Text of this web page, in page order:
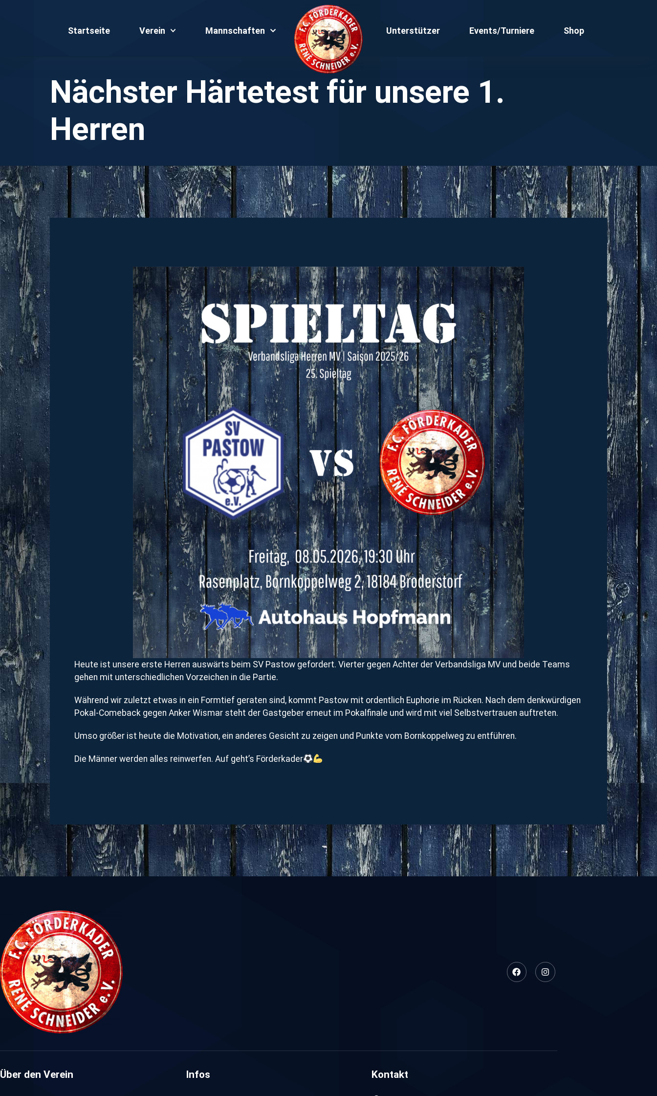
Startseite Verein Mannschaften Unterstützer Events/Turniere Shop
Nächster Härtetest für unsere 1.
Herren
Heute ist unsere erste Herren auswärts beim SV Pastow gefordert. Vierter gegen Achter der Verbandsliga MV und beide Teams
gehen mit unterschiedlichen Vorzeichen in die Partie.
Während wir zuletzt etwas in ein Formtief geraten sind, kommt Pastow mit ordentlich Euphorie im Rücken. Nach dem denkwürdigen
Pokal-Comeback gegen Anker Wismar steht der Gastgeber erneut im Pokalfinale und wird mit viel Selbstvertrauen auftreten.
Umso größer ist heute die Motivation, ein anderes Gesicht zu zeigen und Punkte vom Bornkoppelweg zu entführen.
Die Männer werden alles reinwerfen. Auf geht’s Förderkader
Über den Verein Infos Kontakt